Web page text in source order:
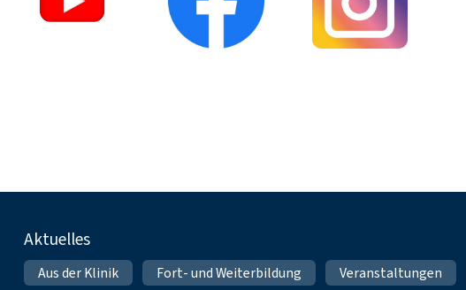
Fußnavigation
Aktuelles
Aus der Klinik Fort- und Weiterbildung Veranstaltungen